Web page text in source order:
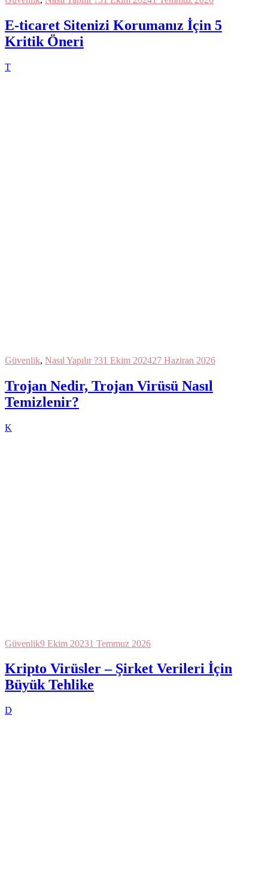
E-ticaret Sitenizi Korumanız İçin 5
Kritik Öneri
T
Güvenlik, Nasıl Yapılır ?31 Ekim 202427 Haziran 2026
Trojan Nedir, Trojan Virüsü Nasıl
Temizlenir?
K
Güvenlik9 Ekim 20231 Temmuz 2026
Kripto Virüsler – Şirket Verileri İçin
Büyük Tehlike
D